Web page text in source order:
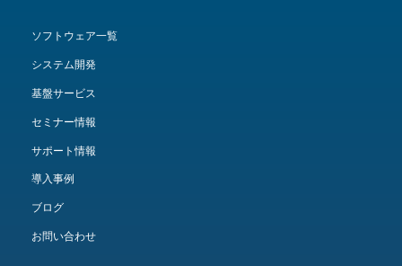
ソフトウェア一覧
システム開発
基盤サービス
セミナー情報
サポート情報
導入事例
ブログ
お問い合わせ